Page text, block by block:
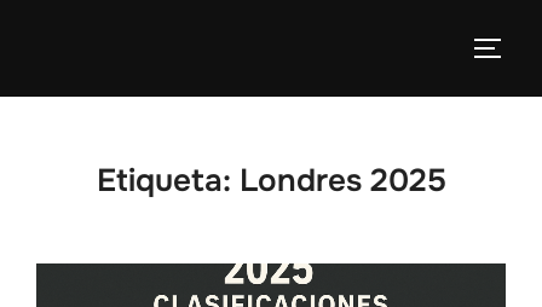
Etiqueta: Londres 2025